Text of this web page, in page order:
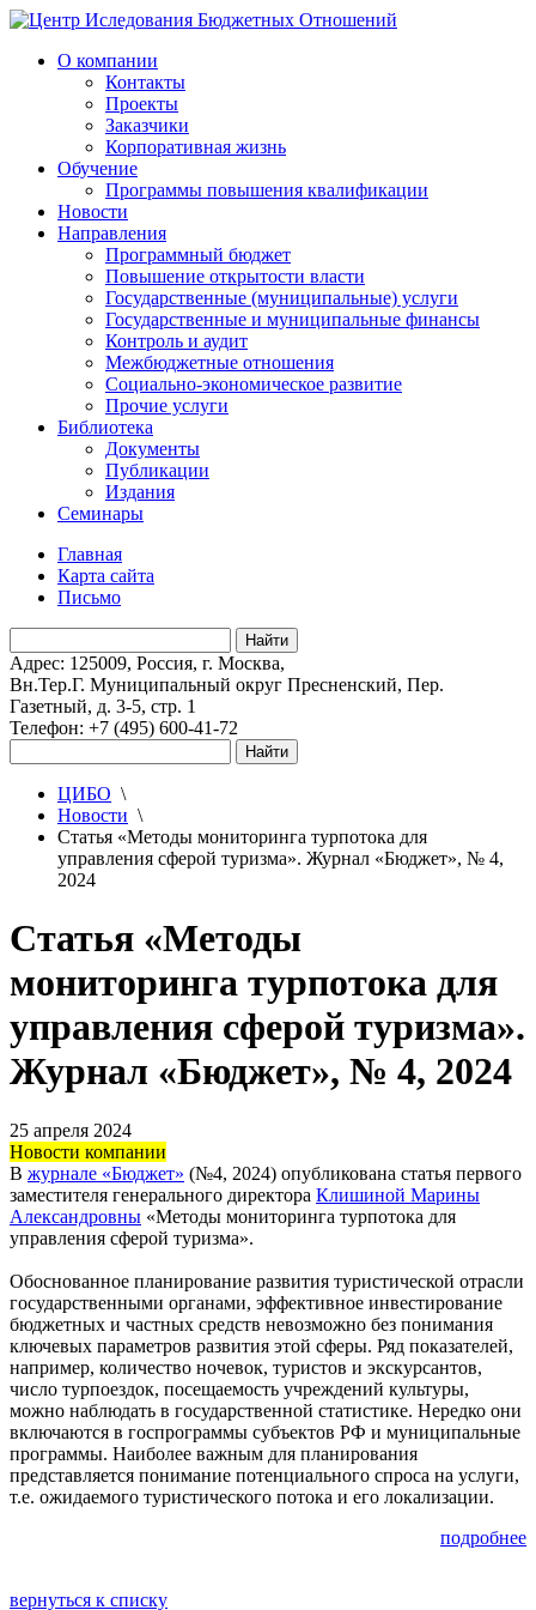
О компании
Контакты
Проекты
Заказчики
Корпоративная жизнь
Обучение
Программы повышения квалификации
Новости
Направления
Программный бюджет
Повышение открытости власти
Государственные (муниципальные) услуги
Государственные и муниципальные финансы
Контроль и аудит
Межбюджетные отношения
Социально-экономическое развитие
Прочие услуги
Библиотека
Документы
Публикации
Издания
Семинары
Главная
Карта сайта
Письмо
Адрес: 125009, Россия, г. Москва,
Вн.Тер.Г. Муниципальный округ Пресненский, Пер.
Газетный, д. 3-5, стр. 1
Телефон: +7 (495) 600-41-72
ЦИБО \
Новости \
Статья «Методы мониторинга турпотока для
управления сферой туризма». Журнал «Бюджет», № 4,
2024
Статья «Методы
мониторинга турпотока для
управления сферой туризма».
Журнал «Бюджет», № 4, 2024
25 апреля 2024
Новости компании
В журнале «Бюджет» (№4, 2024) опубликована статья первого
заместителя генерального директора Клишиной Марины
Александровны «Методы мониторинга турпотока для
управления сферой туризма».
Обоснованное планирование развития туристической отрасли
государственными органами, эффективное инвестирование
бюджетных и частных средств невозможно без понимания
ключевых параметров развития этой сферы. Ряд показателей,
например, количество ночевок, туристов и экскурсантов,
число турпоездок, посещаемость учреждений культуры,
можно наблюдать в государственной статистике. Нередко они
включаются в госпрограммы субъектов РФ и муниципальные
программы. Наиболее важным для планирования
представляется понимание потенциального спроса на услуги,
т.е. ожидаемого туристического потока и его локализации.
подробнее
вернуться к списку